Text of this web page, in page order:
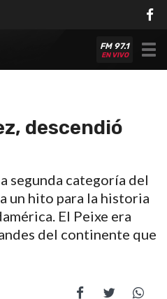
FM 97.1
EN VIVO
descendió
segunda categoría del
un hito para la historia
El Peixe era
del continente que